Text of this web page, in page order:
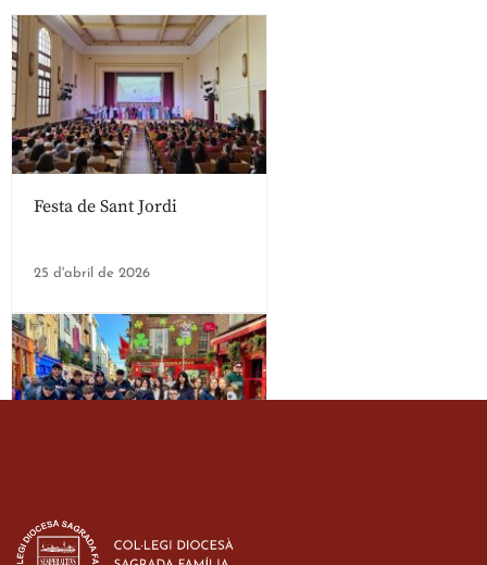
Festa de Sant Jordi
25 d'abril de 2026
d’ESO-BSD a Irlanda